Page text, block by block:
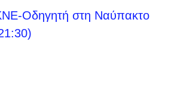
Οδηγητή στη Ναύπακτο